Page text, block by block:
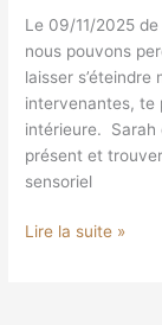
Le 09/11/2025
nous pouvons
laisser
intervenantes, te
intérieure. Sarah
présent et
sensoriel
Lire la suite »